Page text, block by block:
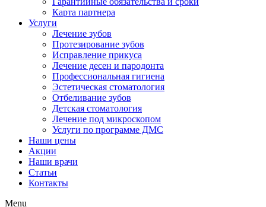
Карта партнера
Услуги
Лечение зубов
Протезирование зубов
Исправление прикуса
Лечение десен и пародонта
Профессиональная гигиена
Эстетическая стоматология
Отбеливание зубов
Детская стоматология
Лечение под микроскопом
Услуги по программе ДМС
Наши цены
Акции
Наши врачи
Статьи
Контакты
Menu